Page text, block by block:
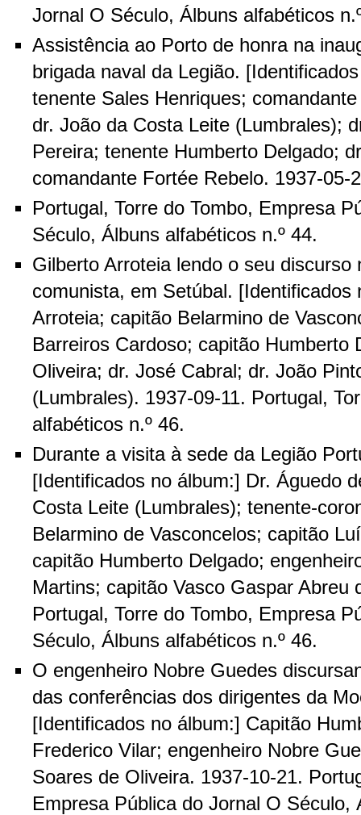
Jornal O Século, Álbuns alfabéticos
Assistência ao Porto de honra na
brigada naval da Legião.
tenente Sales Henriques;
dr. João da Costa Leite (Lumbrales);
Pereira; tenente Humberto Delgado;
comandante Fortée Rebelo. 1937-05-
Portugal, Torre do Tombo, Empresa
Século, Álbuns alfabéticos n.º 44.
Gilberto Arroteia lendo o seu discurso
comunista, em Setúbal. [Identificados
Arroteia; capitão Belarmino de
Barreiros Cardoso; capitão Humberto
Oliveira; dr. José Cabral; dr. João
(Lumbrales). 1937-09-11. Portugal,
alfabéticos n.º 46.
Durante a visita à sede da Legião
[Identificados no álbum:] Dr. Águedo
Costa Leite (Lumbrales); tenente-
Belarmino de Vasconcelos; capitão
capitão Humberto Delgado;
Martins; capitão Vasco Gaspar Abreu
Portugal, Torre do Tombo, Empresa
Século, Álbuns alfabéticos n.º 46.
O engenheiro Nobre Guedes
das conferências dos dirigentes da
[Identificados no álbum:] Capitão
Frederico Vilar; engenheiro Nobre
Soares de Oliveira. 1937-10-21.
Empresa Pública do Jornal O Século,